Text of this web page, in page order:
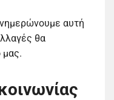
αυτή
θα
μας.